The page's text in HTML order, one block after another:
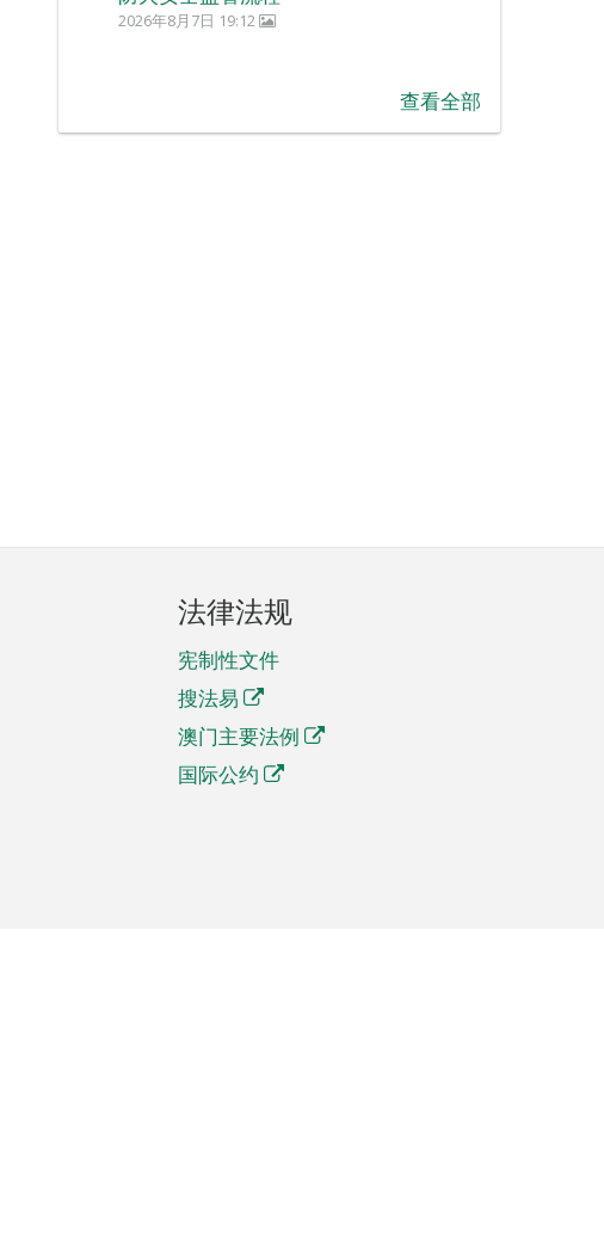
2026年8月7日 19:12
查看全部
法律法规
宪制性文件
搜法易
澳门主要法例
国际公约